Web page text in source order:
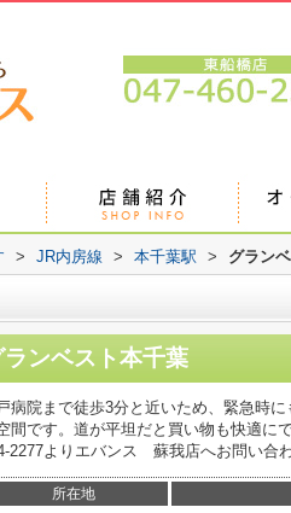
> JR内房線 > 本千葉駅 > グラン
ランベスト本千葉
病院まで徒歩3分と近いため、緊急時
間です。道が平坦だと買い物も快適に
2277よりエバンス 蘇我店へお問い合
所在地